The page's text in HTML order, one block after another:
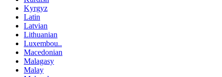
Kyrgyz
Latin
Latvian
Lithuanian
Luxembou..
Macedonian
Malagasy
Malay